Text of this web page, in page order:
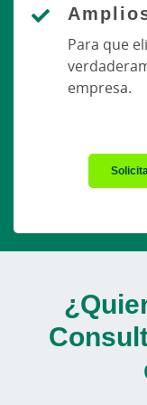
Para que
empresa.